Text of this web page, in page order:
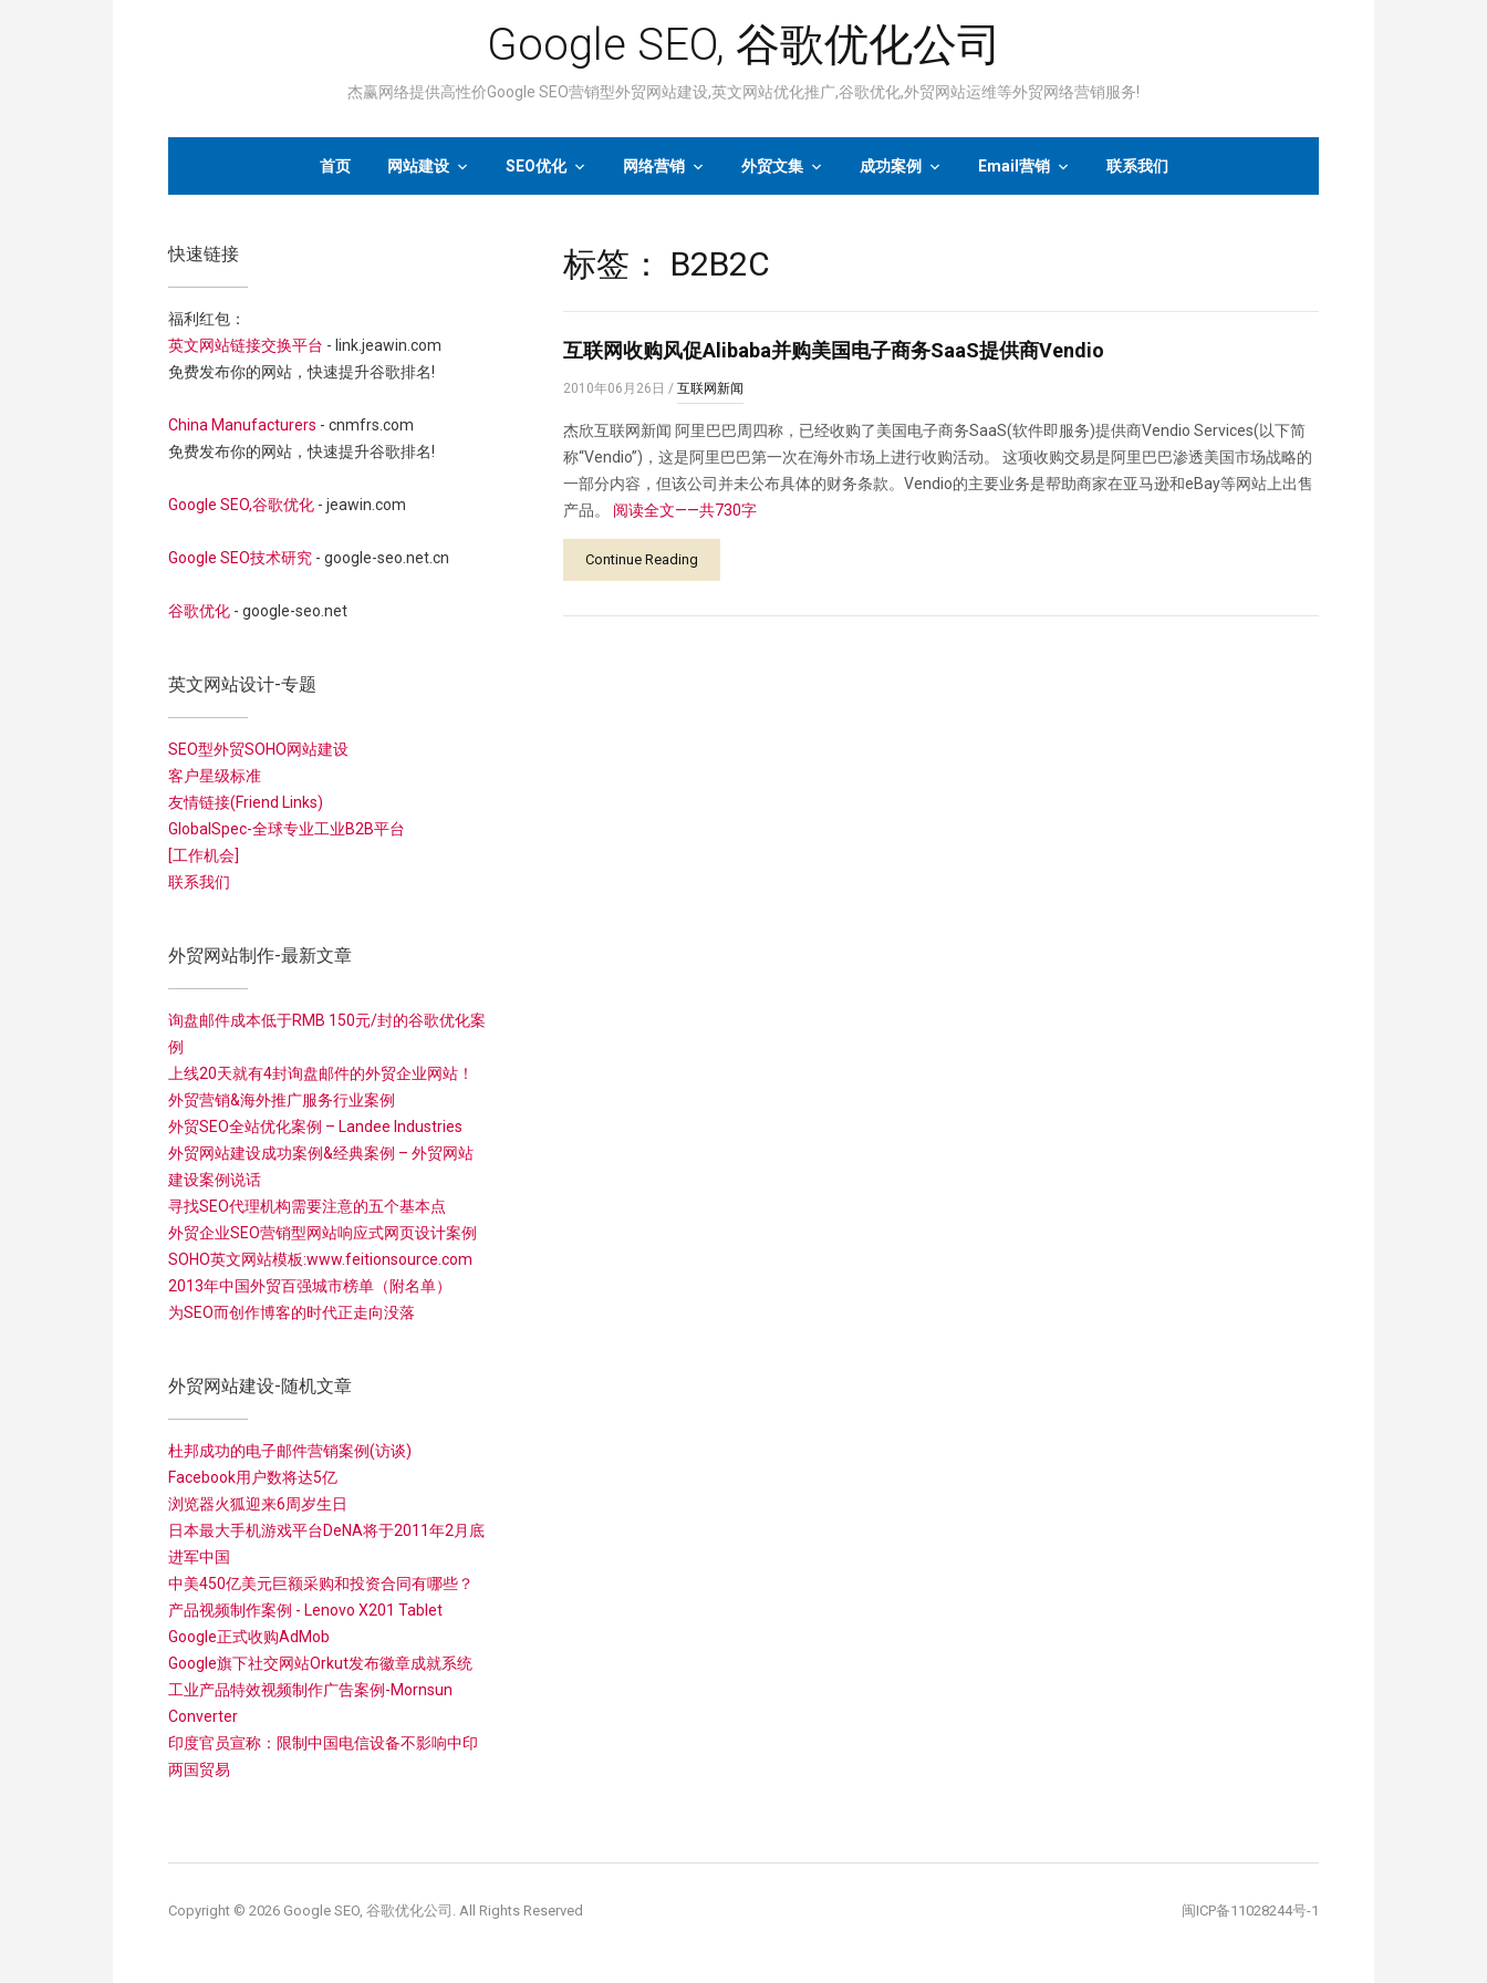
Google SEO, 谷歌优化公司
杰赢网络提供高性价Google SEO营销型外贸网站建设,英文网站优化推广,谷歌优化,外贸网站运维等外贸网络营销服务!
首页 网站建设 SEO优化 网络营销 外贸文集 成功案例 Email营销 联系我们
标签： B2B2C
互联网收购风促Alibaba并购美国电子商务SaaS提供商Vendio
2010年06月26日 /互联网新闻
杰欣互联网新闻 阿里巴巴周四称，已经收购了美国电子商务SaaS(软件即服务)提供商Vendio Services(以下简
称“Vendio”)，这是阿里巴巴第一次在海外市场上进行收购活动。 这项收购交易是阿里巴巴渗透美国市场战略的
一部分内容，但该公司并未公布具体的财务条款。Vendio的主要业务是帮助商家在亚马逊和eBay等网站上出售
产品。 阅读全文——共730字
Continue Reading
快速链接
福利红包：
英文网站链接交换平台 - link.jeawin.com
免费发布你的网站，快速提升谷歌排名!
China Manufacturers - cnmfrs.com
免费发布你的网站，快速提升谷歌排名!
Google SEO,谷歌优化 - jeawin.com
Google SEO技术研究 - google-seo.net.cn
谷歌优化 - google-seo.net
英文网站设计-专题
SEO型外贸SOHO网站建设
客户星级标准
友情链接(Friend Links)
GlobalSpec-全球专业工业B2B平台
[工作机会]
联系我们
外贸网站制作-最新文章
询盘邮件成本低于RMB 150元/封的谷歌优化案
例
上线20天就有4封询盘邮件的外贸企业网站！
外贸营销&海外推广服务行业案例
外贸SEO全站优化案例 – Landee Industries
外贸网站建设成功案例&经典案例 – 外贸网站
建设案例说话
寻找SEO代理机构需要注意的五个基本点
外贸企业SEO营销型网站响应式网页设计案例
SOHO英文网站模板:www.feitionsource.com
2013年中国外贸百强城市榜单（附名单）
为SEO而创作博客的时代正走向没落
外贸网站建设-随机文章
杜邦成功的电子邮件营销案例(访谈)
Facebook用户数将达5亿
浏览器火狐迎来6周岁生日
日本最大手机游戏平台DeNA将于2011年2月底
进军中国
中美450亿美元巨额采购和投资合同有哪些？
产品视频制作案例 - Lenovo X201 Tablet
Google正式收购AdMob
Google旗下社交网站Orkut发布徽章成就系统
工业产品特效视频制作广告案例-Mornsun
Converter
印度官员宣称：限制中国电信设备不影响中印
两国贸易
闽ICP备11028244号-1
Copyright © 2026 Google SEO, 谷歌优化公司. All Rights Reserved